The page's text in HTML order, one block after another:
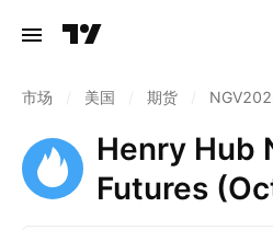
市场 美国 期货
Henry Hub
Futures